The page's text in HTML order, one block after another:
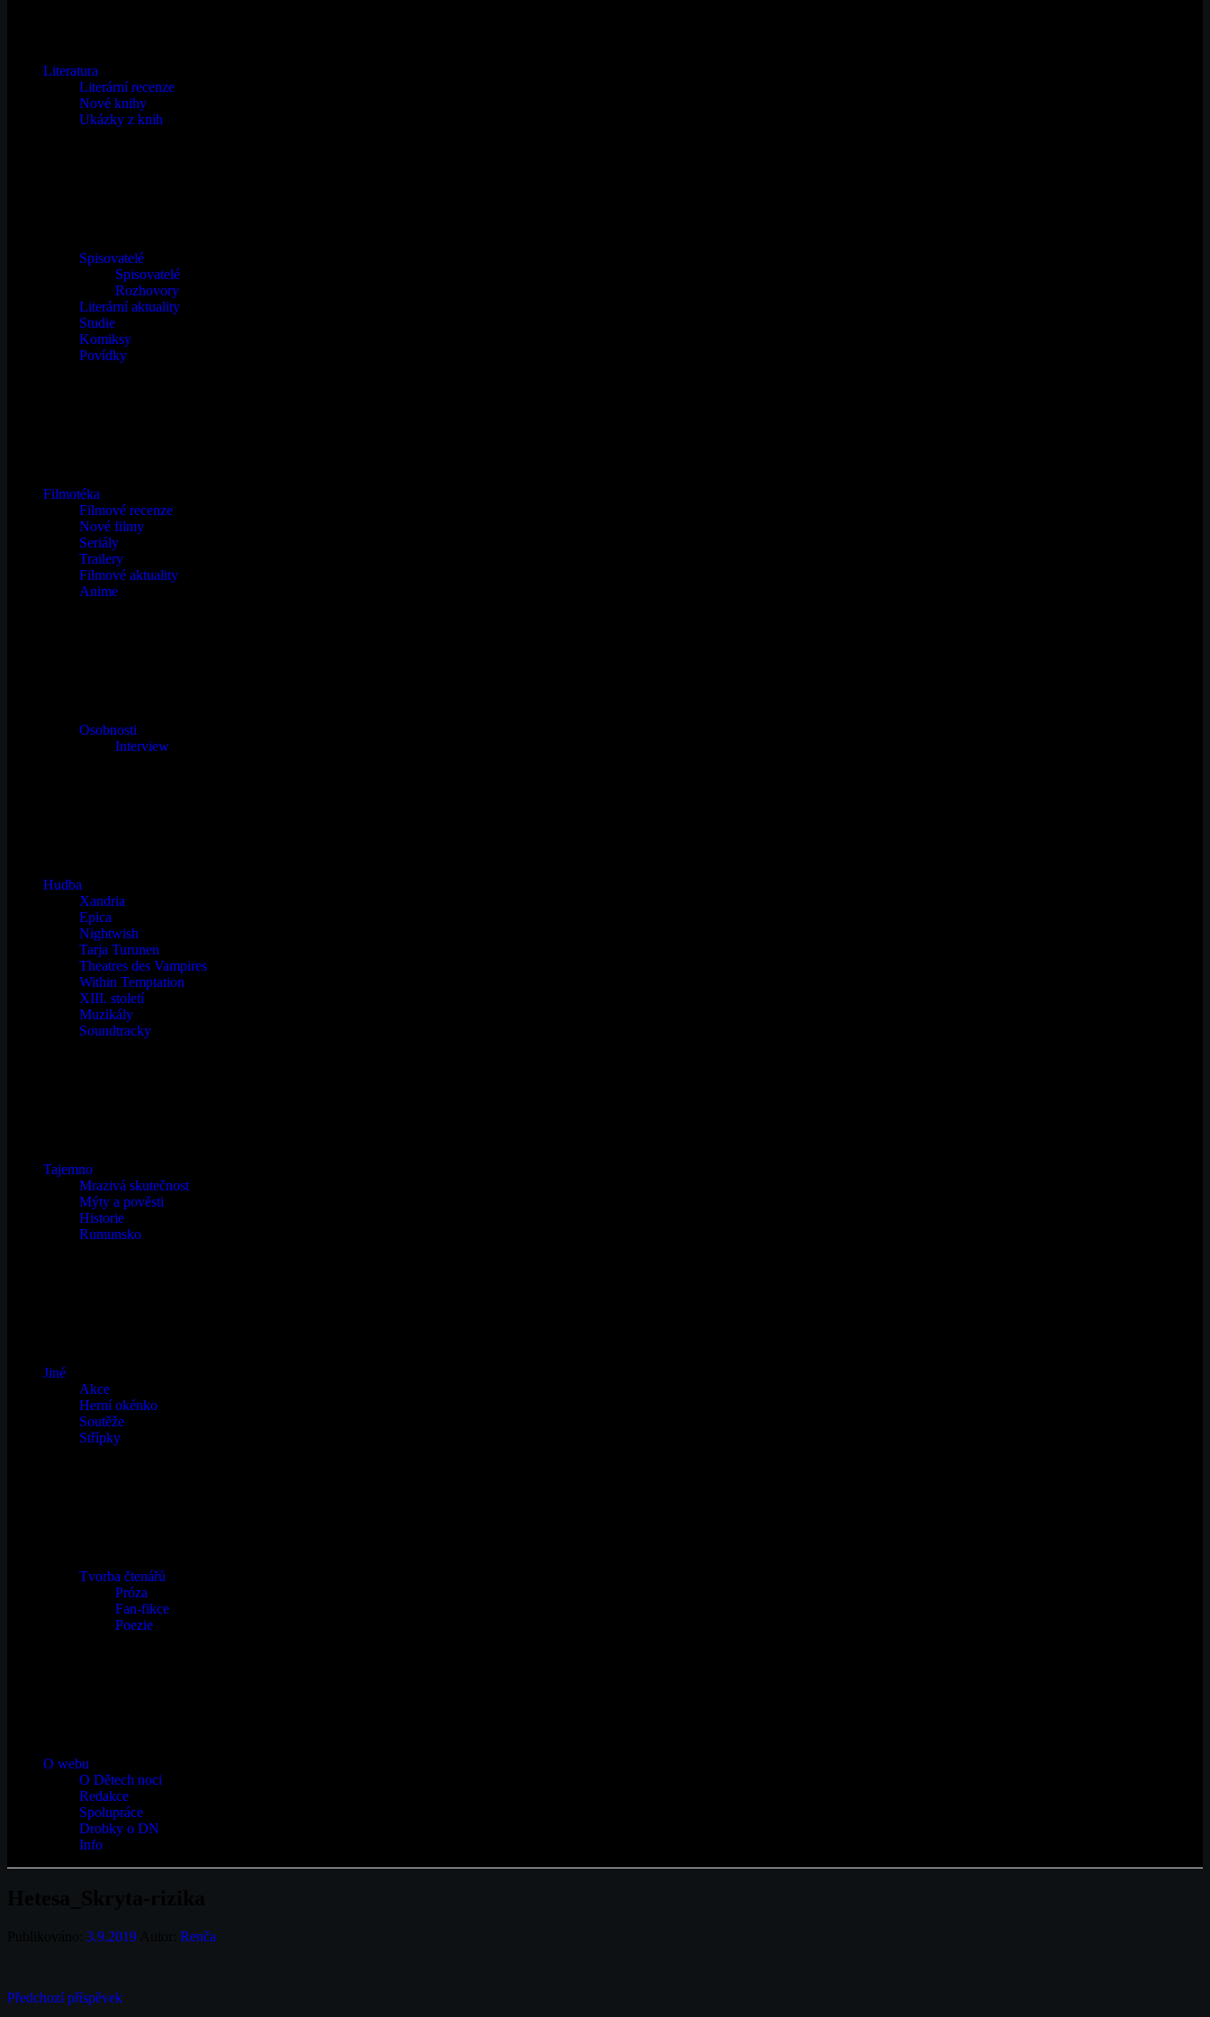
Literatura
Literární recenze
Nové knihy
Ukázky z knih
Spisovatelé
Spisovatelé
Rozhovory
Literární aktuality
Studie
Komiksy
Povídky
Filmotéka
Filmové recenze
Nové filmy
Seriály
Trailery
Filmové aktuality
Anime
Osobnosti
Interview
Hudba
Xandria
Epica
Nightwish
Tarja Turunen
Theatres des Vampires
Within Temptation
XIII. století
Muzikály
Soundtracky
Tajemno
Mrazivá skutečnost
Mýty a pověsti
Historie
Rumunsko
Jiné
Akce
Herní okénko
Soutěže
Střípky
Tvorba čtenářů
Próza
Fan-fikce
Poezie
O webu
O Dětech noci
Redakce
Spolupráce
Drobky o DN
Info
3.9.2019 Renča
Navigace
Předchozí příspěvek